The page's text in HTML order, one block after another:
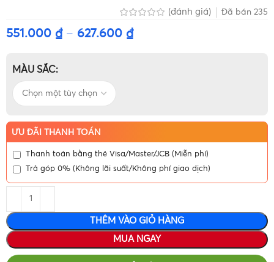
(đánh giá) Đã bán 235
551.000 ₫– 627.600 ₫
MÀU SẮC
ƯU ĐÃI THANH TOÁN
Thanh toán bằng thẻ Visa/Master/JCB (Miễn phí)
Trả góp 0% (Không lãi suất/Không phí giao dịch)
THÊM VÀO GIỎ HÀNG
MUA NGAY